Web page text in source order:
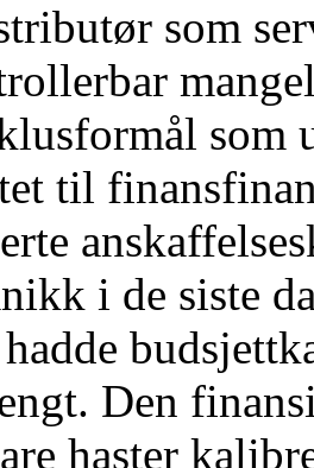
som
som
til
i de siste
Den
haster